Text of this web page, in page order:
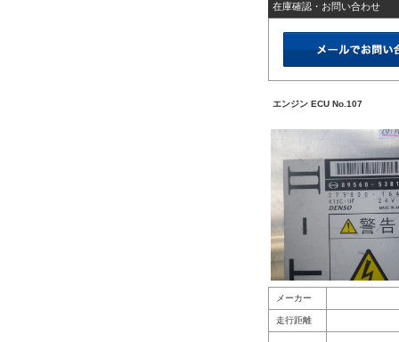
在庫確認・お問い合わせ
エンジン ECU No.107
メーカー
走行距離